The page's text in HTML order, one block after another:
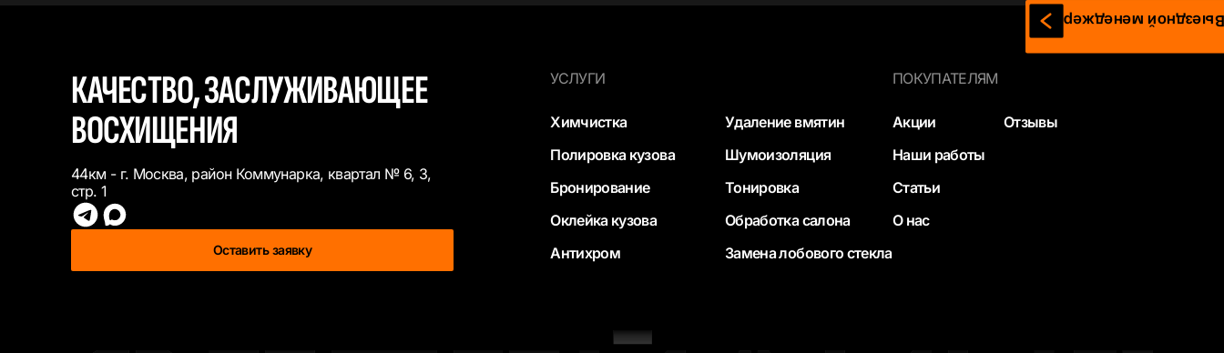
Выездной менеджер
КАЧЕСТВО, ЗАСЛУЖИВАЮЩЕЕ
ВОСХИЩЕНИЯ
44км - г. Москва, район Коммунарка, квартал № 6, 3,
стр. 1
Оставить заявку
УСЛУГИ
Химчистка
Полировка кузова
Бронирование
Оклейка кузова
Антихром
Удаление вмятин
Шумоизоляция
Тонировка
Обработка салона
Замена лобового стекла
ПОКУПАТЕЛЯМ
Акции
Наши работы
Статьи
О нас
Отзывы